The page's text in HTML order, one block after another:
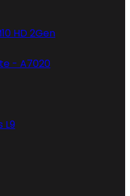
HD 2Gen
- A7020
L9